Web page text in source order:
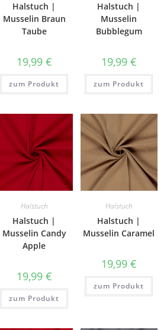
Halstuch |
Musselin Braun
Taube
19,99 €
zum Produkt
Halstuch |
Musselin
Bubblegum
19,99 €
zum Produkt
Halstuch
Halstuch |
Musselin Candy
Apple
19,99 €
zum Produkt
Halstuch
Halstuch |
Musselin Caramel
19,99 €
zum Produkt